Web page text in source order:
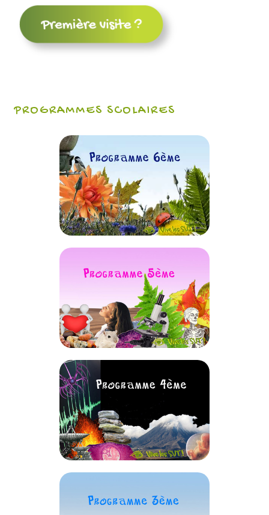
PROGRAMMES SCOLAIRES